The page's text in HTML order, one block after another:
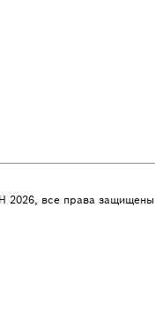
2026, все права защищены